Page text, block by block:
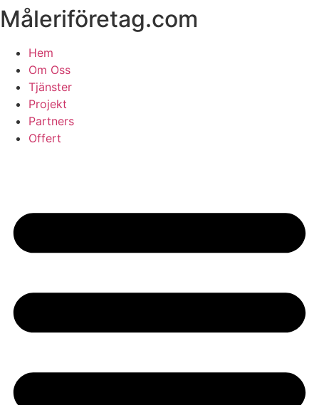
Skip
to
content
Måleriföretag.com
Hem
Om Oss
Tjänster
Projekt
Partners
Offert